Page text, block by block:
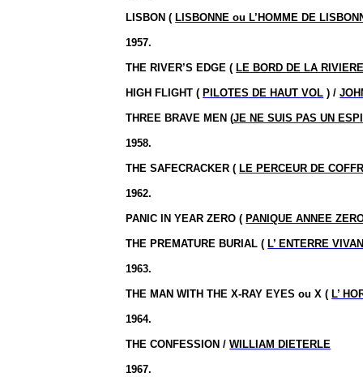
LISBON ( LISBONNE ou L’HOMME DE
1957.
THE RIVER’S EDGE ( LE BORD DE LA
HIGH FLIGHT ( PILOTES DE HAUT VOL ) /
THREE BRAVE MEN (JE NE SUIS PAS UN
1958.
THE SAFECRACKER ( LE PERCEUR DE
1962.
PANIC IN YEAR ZERO ( PANIQUE ANNEE
THE PREMATURE BURIAL ( L’ ENTERRE
1963.
THE MAN WITH THE X-RAY EYES ou X ( L’
1964.
THE CONFESSION /WILLIAM DIETERLE
1967.